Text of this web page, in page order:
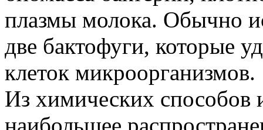
плазмы молока. Обычно
две бактофуги, которые
клеток микроорганизмов.
Из химических
наибольшее